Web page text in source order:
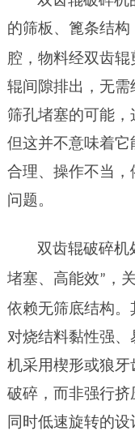
的筛板、篦条结构
腔，物料经双齿
辊间隙排出，无
筛孔堵塞的可能，
但这并不意味着
合理、操作不当
问题。
双齿辊破碎机
堵塞、高能效” ，
依赖无筛底结构
对烧结料黏性强、
机采用楔形或狼牙
破碎，而非强行挤
同时低速旋转的